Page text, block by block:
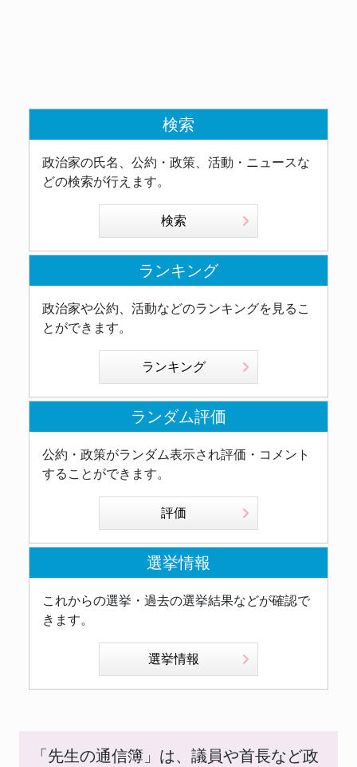
検索
政治家の氏名、公約・政策、活動・ニュースな
どの検索が行えます。
検索
ランキング
政治家や公約、活動などのランキングを見るこ
とができます。
ランキング
ランダム評価
公約・政策がランダム表示され評価・コメント
することができます。
評価
選挙情報
これからの選挙・過去の選挙結果などが確認で
きます。
選挙情報
「先生の通信簿」は、議員や首長など政